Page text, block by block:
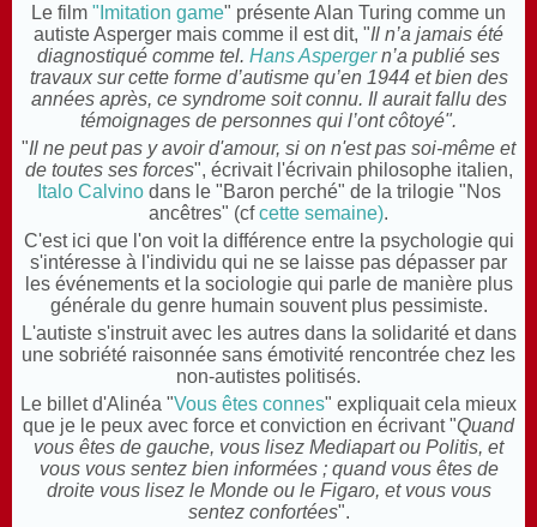
Le film "Imitation game" présente Alan Turing comme un
autiste Asperger mais comme il est dit, "Il n’a jamais été
diagnostiqué comme tel. Hans Aspergern’a publié ses
travaux sur cette forme d’autisme qu’en 1944 et bien des
années après, ce syndrome soit connu. Il aurait fallu des
témoignages de personnes qui l’ont côtoyé".
"Il ne peut pas y avoir d'amour, si on n'est pas soi-même et
de toutes ses forces", écrivait l'écrivain philosophe italien,
Italo Calvinodans le "Baron perché" de la trilogie "Nos
ancêtres" (cfcette semaine).
C'est ici que l'on voit la différence entre la psychologie qui
s'intéresse à l'individu qui ne se laisse pas dépasser par
les événements et la sociologie qui parle de manière plus
générale du genre humain souvent plus pessimiste.
L'autiste s'instruit avec les autres dans la solidarité et dans
une sobriété raisonnée sans émotivité rencontrée chez les
non-autistes politisés.
Le billet d'Alinéa "Vous êtes connes" expliquait cela mieux
que je le peux avec force et conviction en écrivant "Quand
vous êtes de gauche, vous lisez Mediapart ou Politis, et
vous vous sentez bien informées ; quand vous êtes de
droite vous lisez le Monde ou le Figaro, et vous vous
sentez confortées".